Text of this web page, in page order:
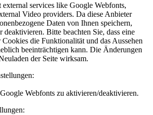
external services like Google Webfonts,
Video providers. Da diese Anbieter
Daten von Ihnen speichern,
deaktivieren. Bitte beachten Sie, dass eine
die Funktionalität und das Aussehen
beeinträchtigen kann. Die Änderungen
der Seite wirksam.
Webfonts zu aktivieren/deaktivieren.